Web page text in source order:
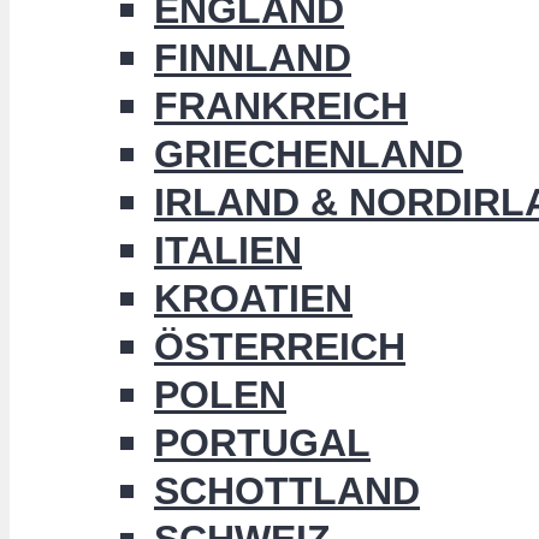
ENGLAND
FINNLAND
FRANKREICH
GRIECHENLAND
IRLAND &
ITALIEN
KROATIEN
ÖSTERREICH
POLEN
PORTUGAL
SCHOTTLAND